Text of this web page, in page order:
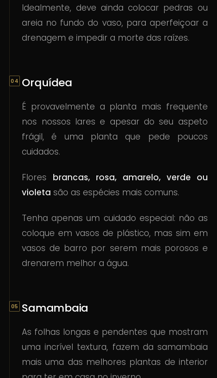
Idealmente, deve ainda colocar pedras ou
areia no fundo do vaso, para aperfeiçoar a
drenagem e impedir a morte das raízes.
Orquídea
É provavelmente a planta mais frequente
nos nossos lares e apesar do seu aspeto
frágil, é uma planta que pede poucos
cuidados.
Flores brancas, rosa, amarelo, verde ou
violeta são as espécies mais comuns.
Tenha apenas um cuidado especial: não as
coloque em vasos de plástico, mas sim em
vasos de barro por serem mais porosos e
drenarem melhor a água.
Samambaia
As folhas longas e pendentes que mostram
uma incrível textura, fazem da samambaia
mais uma das melhores plantas de interior